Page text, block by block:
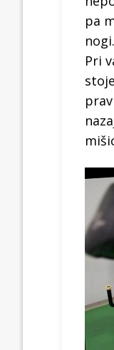
pa
nogi.
Pri